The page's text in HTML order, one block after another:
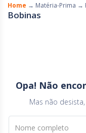
Home → Matéria-Prima →
Bobinas
Opa! Não
Mas não
Nome completo